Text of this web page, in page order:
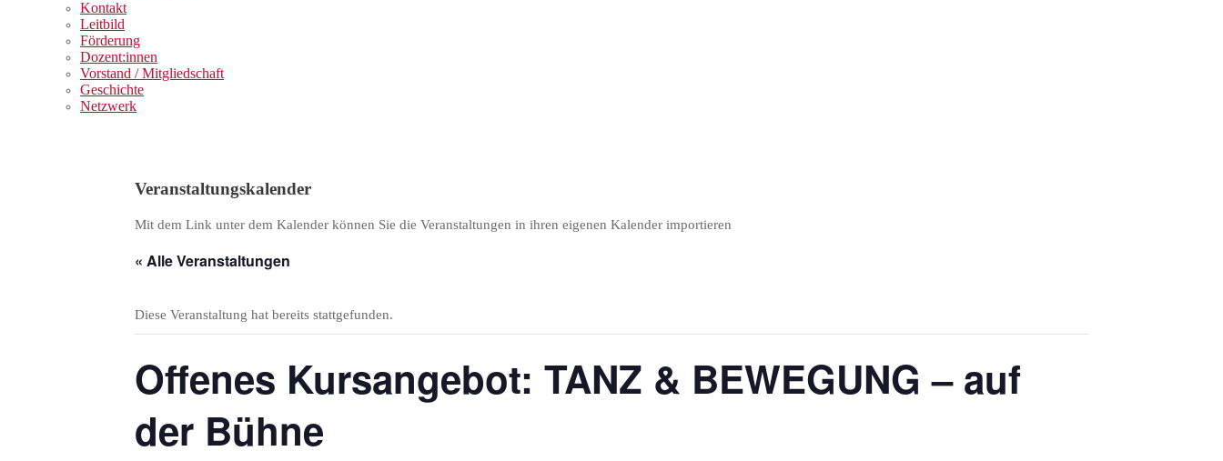
Kontakt
Leitbild
Förderung
Dozent:innen
Vorstand / Mitgliedschaft
Geschichte
Netzwerk
Veranstaltungskalender
Mit dem Link unter dem Kalender können Sie die Veranstaltungen in ihren eigenen Kalender importieren
« Alle Veranstaltungen
Diese Veranstaltung hat bereits stattgefunden.
Offenes Kursangebot: TANZ & BEWEGUNG – auf
der Bühne